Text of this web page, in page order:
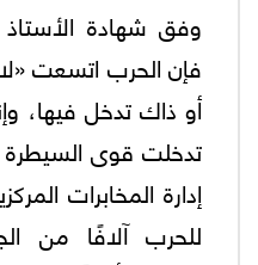
وفق شهادة
فإن الحرب اتسعت
أو ذاك تدخل فيها،
تدخلت قوى السيطرة
إدارة المخابرات
للحرب آلافًا من